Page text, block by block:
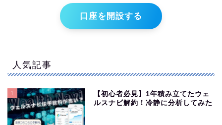
口座を開設する
人気記事
1
【初心者必見】1年積み立てたウェ
ルスナビ解約！冷静に分析してみた